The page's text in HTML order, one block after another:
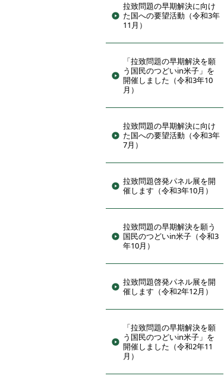
拉致問題の早期解決に向け
た国への要望活動（令和3年
11月）
「拉致問題の早期解決を願
う国民のつどいin米子」を
開催しました（令和3年10
月）
拉致問題の早期解決に向け
た国への要望活動（令和3年
7月）
拉致問題啓発パネル展を開
催します（令和3年10月）
拉致問題の早期解決を願う
国民のつどいin米子（令和3
年10月）
拉致問題啓発パネル展を開
催します（令和2年12月）
「拉致問題の早期解決を願
う国民のつどいin米子」を
開催しました（令和2年11
月）